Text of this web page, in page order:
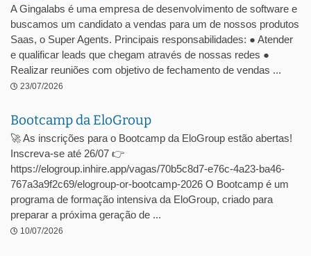
A Gingalabs é uma empresa de desenvolvimento de software e
buscamos um candidato a vendas para um de nossos produtos
Saas, o Super Agents. Principais responsabilidades: ● Atender
e qualificar leads que chegam através de nossas redes ●
Realizar reuniões com objetivo de fechamento de vendas ...
23/07/2026
Bootcamp da EloGroup
🚀 As inscrições para o Bootcamp da EloGroup estão abertas!
Inscreva-se até 26/07 👉
https://elogroup.inhire.app/vagas/70b5c8d7-e76c-4a23-ba46-
767a3a9f2c69/elogroup-or-bootcamp-2026 O Bootcamp é um
programa de formação intensiva da EloGroup, criado para
preparar a próxima geração de ...
10/07/2026